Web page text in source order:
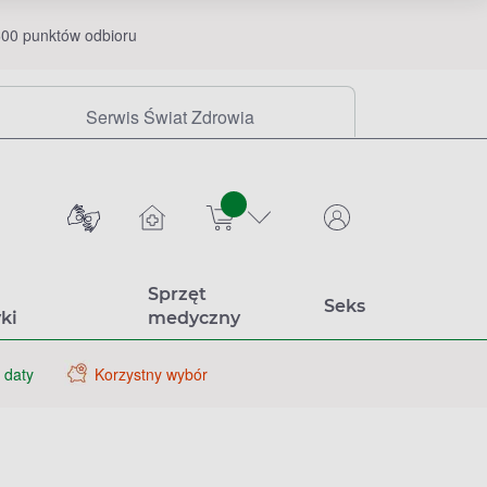
punktów odbioru
Serwis Świat Zdrowia
sztuk
Sprzęt
medyczny
Seks
daty Korzystny wybór